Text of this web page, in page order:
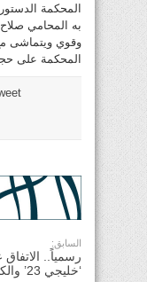
المحكمة
به المحامي
وقوي ويتماشى
المحكمة على
السابق:
رسمياً..
‘خليجي 23’ والكويت بدلاً